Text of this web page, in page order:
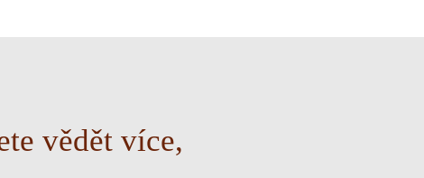
vědět více,